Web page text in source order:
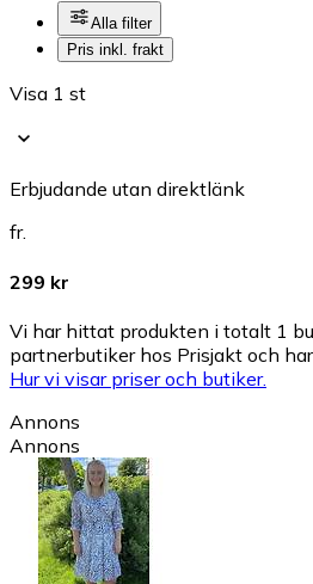
Alla filter
Pris inkl. frakt
Visa 1 st
Erbjudande utan direktlänk
fr.
299 kr
Vi har hittat produkten i totalt 1
partnerbutiker hos Prisjakt och
Hur vi visar priser och butiker.
Annons
Annons